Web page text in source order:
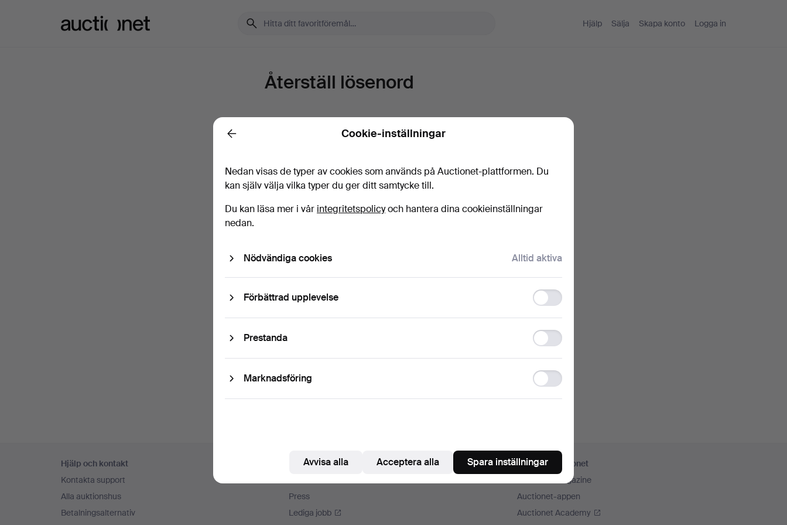
Hjälp Sälja Skapa konto Logga in
Återställ lösenord
Skicka instruktioner
Hjälp och kontakt
Kontakta support
Alla auktionshus
Betalningsalternativ
Auctionet
Press
Lediga jobb
Mer från Auctionet
Auctionet Magazine
Auctionet-appen
Auctionet Academy
Back Cookie-inställningar
Nedan visas de typer av cookies som används på Auctionet-plattformen. Du
kan själv välja vilka typer du ger ditt samtycke till.
Du kan läsa mer i vår integritetspolicyoch hantera dina cookieinställningar
nedan.
Nödvändiga cookies Alltid aktiva
Förbättrad upplevelse
Functionality
storage
Prestanda
Statistics
storage
Marknadsföring
Ad
storage
Avvisa alla Acceptera alla Spara inställningar